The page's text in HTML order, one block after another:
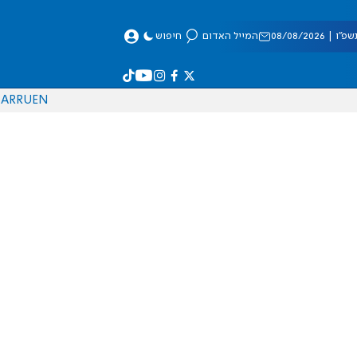
08/2026 המייל האדום חיפוש
EN
RU
AR